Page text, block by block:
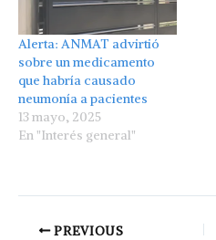
Alerta: ANMAT advirtió
sobre un medicamento
que habría causado
neumonía a pacientes
13 mayo, 2025
En "Interés general"
PREVIOUS